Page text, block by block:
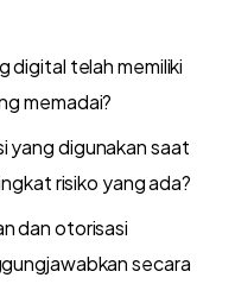
digital telah memiliki
memadai?
yang digunakan saat
risiko yang ada?
dan otorisasi
secara